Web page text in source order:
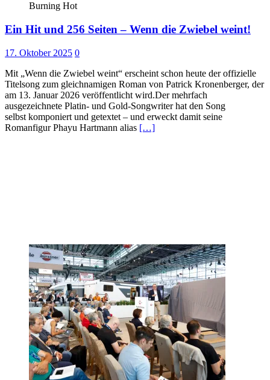
Burning Hot
Ein Hit und 256 Seiten – Wenn die Zwiebel weint!
17. Oktober 2025 0
Mit „Wenn die Zwiebel weint“ erscheint schon heute der offizielle
Titelsong zum gleichnamigen Roman von Patrick Kronenberger, der
am 13. Januar 2026 veröffentlicht wird.Der mehrfach
ausgezeichnete Platin- und Gold-Songwriter hat den Song
selbst komponiert und getextet – und erweckt damit seine
Romanfigur Phayu Hartmann alias […]